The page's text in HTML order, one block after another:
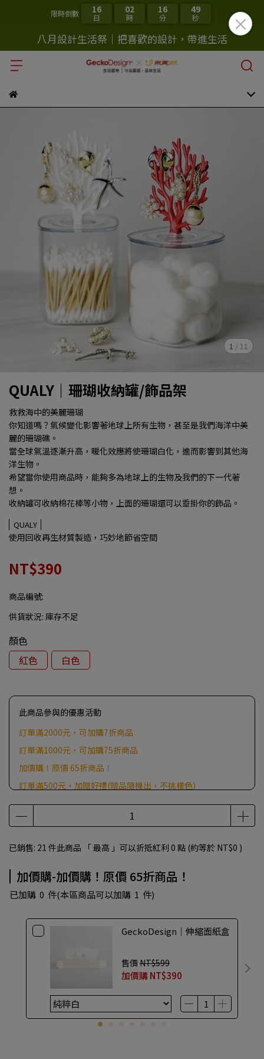
限時倒數 16
日
02
時
16
分
48
秒
八月設計生活祭｜把喜歡的設計，帶進生活
1 / 11
QUALY｜珊瑚收納罐/飾品架
救救海中的美麗珊瑚
你知道嗎？氣候變化影響著地球上所有生物，甚至是我們海洋中美
麗的珊瑚礁。
當全球氣溫逐漸升高，暖化效應將使珊瑚白化，進而影響到其他海
洋生物。
希望當你使用商品時，能夠多為地球上的生物及我們的下一代著
想。
收納罐可收納棉花棒等小物，上面的珊瑚還可以垂掛你的飾品。
QUALY
使用回收再生材質製造，巧妙地節省空間
NT$390
商品編號:
供貨狀況: 庫存不足
顏色
紅色
白色
此商品參與的優惠活動
訂單滿2000元，可加購7折商品
訂單滿1000元，可加購75折商品
加價購！原價 65折商品！
訂單滿500元，加贈好禮(贈品隨機出，不挑樣色)
已銷售: 21 件此商品 「 最高 」可以折抵紅利 0 點 (約等於 NT$0 )
加價購-加價購！原價 65折商品！
已加購 0 件(本區商品可以加購 1 件)
GeckoDesign｜伸縮面紙盒
售價 NT$599
加價購NT$390